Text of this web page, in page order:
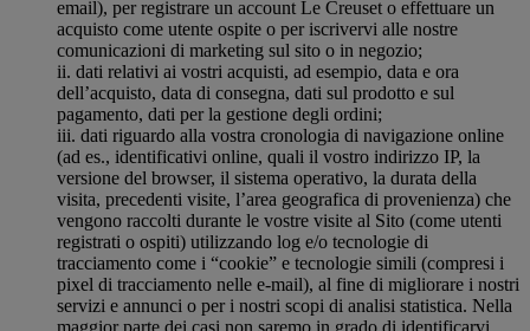
email), per registrare un account Le Creuset o effettuare un
acquisto come utente ospite o per iscrivervi alle nostre
comunicazioni di marketing sul sito o in negozio;
ii. dati relativi ai vostri acquisti, ad esempio, data e ora
dell’acquisto, data di consegna, dati sul prodotto e sul
pagamento, dati per la gestione degli ordini;
iii. dati riguardo alla vostra cronologia di navigazione online
(ad es., identificativi online, quali il vostro indirizzo IP, la
versione del browser, il sistema operativo, la durata della
visita, precedenti visite, l’area geografica di provenienza) che
vengono raccolti durante le vostre visite al Sito (come utenti
registrati o ospiti) utilizzando log e/o tecnologie di
tracciamento come i “cookie” e tecnologie simili (compresi i
pixel di tracciamento nelle e-mail), al fine di migliorare i nostri
servizi e annunci o per i nostri scopi di analisi statistica. Nella